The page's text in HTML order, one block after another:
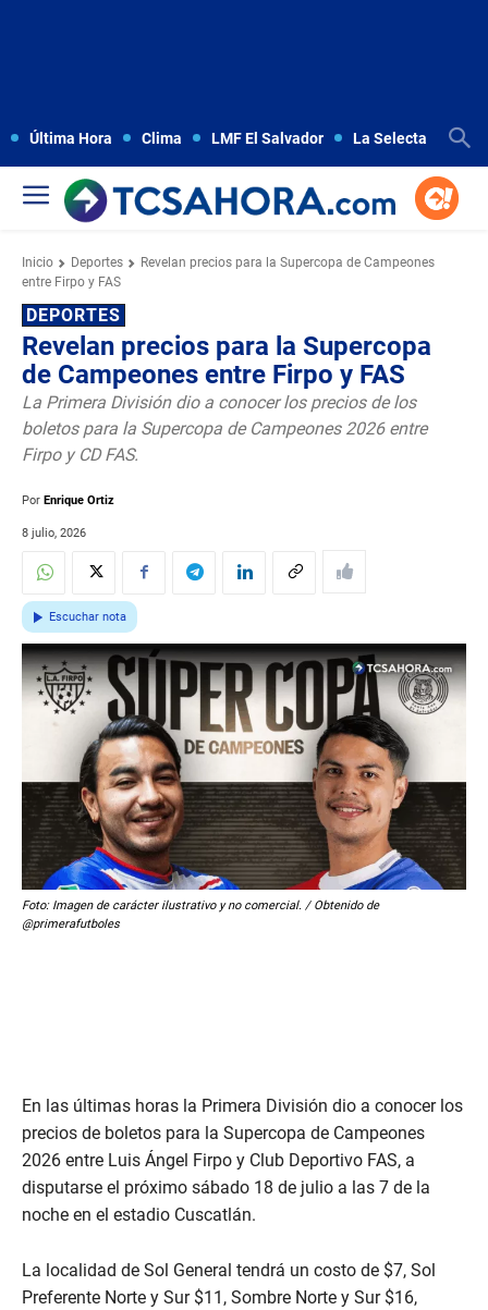
Última Hora Clima LMF El Salvador La Selecta
Inicio Deportes
Revelan precios para la Supercopa de Campeones
entre Firpo y FAS
DEPORTES
Revelan precios para la Supercopa
de Campeones entre Firpo y FAS
La Primera División dio a conocer los precios de los
boletos para la Supercopa de Campeones 2026 entre
Firpo y CD FAS.
Por Enrique Ortiz
8 julio, 2026
Escuchar nota
Foto: Imagen de carácter ilustrativo y no comercial. / Obtenido de
@primerafutboles
En las últimas horas la Primera División dio a conocer los
precios de boletos para la Supercopa de Campeones
2026 entre Luis Ángel Firpo y Club Deportivo FAS, a
disputarse el próximo sábado 18 de julio a las 7 de la
noche en el estadio Cuscatlán.
La localidad de Sol General tendrá un costo de $7, Sol
Preferente Norte y Sur $11, Sombre Norte y Sur $16,